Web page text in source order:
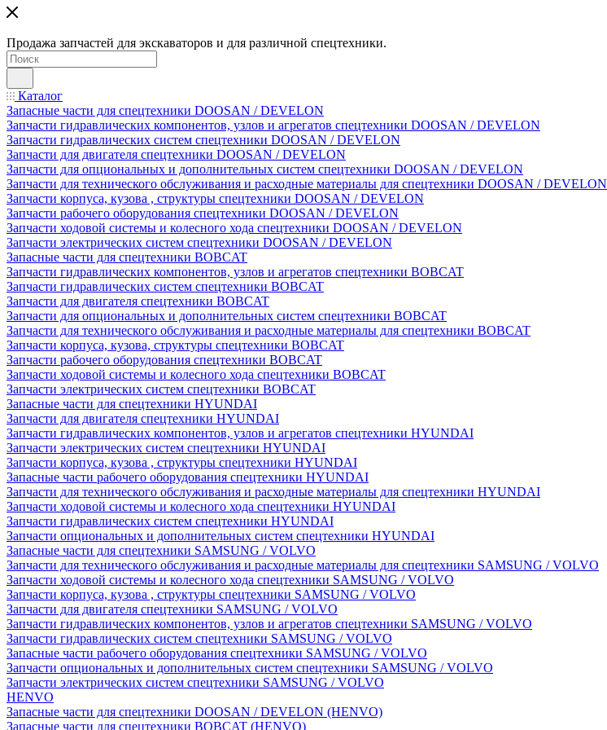
Продажа запчастей для экскаваторов и для различной спецтехники.
Каталог
Запасные части для спецтехники DOOSAN / DEVELON
Запчасти гидравлических компонентов, узлов и агрегатов спецтехники DOOSAN / DEVELON
Запчасти гидравлических систем спецтехники DOOSAN / DEVELON
Запчасти для двигателя спецтехники DOOSAN / DEVELON
Запчасти для опциональных и дополнительных систем спецтехники DOOSAN / DEVELON
Запчасти для технического обслуживания и расходные материалы для спецтехники DOOSAN / DEVELON
Запчасти корпуса, кузова , структуры спецтехники DOOSAN / DEVELON
Запчасти рабочего оборудования спецтехники DOOSAN / DEVELON
Запчасти ходовой системы и колесного хода спецтехники DOOSAN / DEVELON
Запчасти электрических систем спецтехники DOOSAN / DEVELON
Запасные части для спецтехники BOBCAT
Запчасти гидравлических компонентов, узлов и агрегатов спецтехники BOBCAT
Запчасти гидравлических систем спецтехники BOBCAT
Запчасти для двигателя спецтехники BOBCAT
Запчасти для опциональных и дополнительных систем спецтехники BOBCAT
Запчасти для технического обслуживания и расходные материалы для спецтехники BOBCAT
Запчасти корпуса, кузова, структуры спецтехники BOBCAT
Запчасти рабочего оборудования спецтехники BOBCAT
Запчасти ходовой системы и колесного хода спецтехники BOBCAT
Запчасти электрических систем спецтехники BOBCAT
Запасные части для спецтехники HYUNDAI
Запчасти для двигателя спецтехники HYUNDAI
Запчасти гидравлических компонентов, узлов и агрегатов спецтехники HYUNDAI
Запчасти электрических систем спецтехники HYUNDAI
Запчасти корпуса, кузова , структуры спецтехники HYUNDAI
Запасные части рабочего оборудования спецтехники HYUNDAI
Запчасти для технического обслуживания и расходные материалы для спецтехники HYUNDAI
Запчасти ходовой системы и колесного хода спецтехники HYUNDAI
Запчасти гидравлических систем спецтехники HYUNDAI
Запчасти опциональных и дополнительных систем спецтехники HYUNDAI
Запасные части для спецтехники SAMSUNG / VOLVO
Запчасти для технического обслуживания и расходные материалы для спецтехники SAMSUNG / VOLVO
Запчасти ходовой системы и колесного хода спецтехники SAMSUNG / VOLVO
Запчасти корпуса, кузова , структуры спецтехники SAMSUNG / VOLVO
Запчасти для двигателя спецтехники SAMSUNG / VOLVO
Запчасти гидравлических компонентов, узлов и агрегатов спецтехники SAMSUNG / VOLVO
Запчасти гидравлических систем спецтехники SAMSUNG / VOLVO
Запасные части рабочего оборудования спецтехники SAMSUNG / VOLVO
Запчасти опциональных и дополнительных систем спецтехники SAMSUNG / VOLVO
Запчасти электрических систем спецтехники SAMSUNG / VOLVO
HENVO
Запасные части для спецтехники DOOSAN / DEVELON (HENVO)
Запасные части для спецтехники BOBCAT (HENVO)